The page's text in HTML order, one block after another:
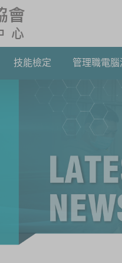
技能檢定 管理職電腦